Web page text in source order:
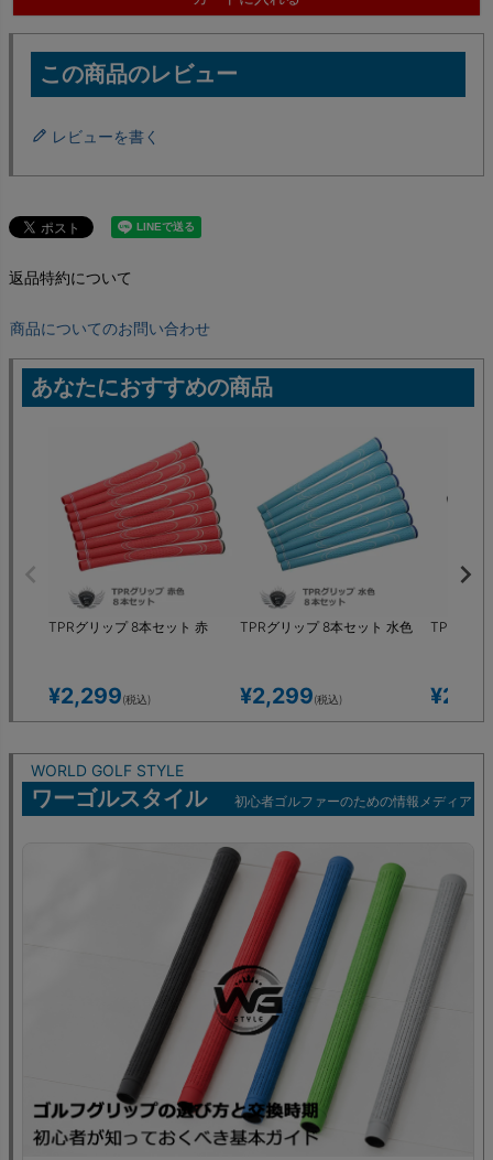
レビューを書く
返品特約について
商品についてのお問い合わせ
あなたにおすすめの商品
TPRグリップ 8本セット 赤
¥2,299(税込)
TPRグリップ 8本セット 水色
¥2,299(税込)
TPRグリ
¥
WORLD GOLF STYLE
ワーゴルスタイル 初心者ゴルファーのための情報メディア